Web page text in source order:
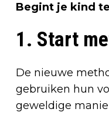
Begint je kind
1. Start
De nieuwe
gebruiken hun
geweldige